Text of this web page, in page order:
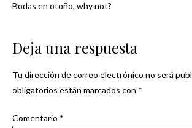
Navegación
de
entradas
Bodas en otoño, why not?
Deja una respuesta
Tu dirección de correo electrónico no será
obligatorios están marcados con *
Comentario *